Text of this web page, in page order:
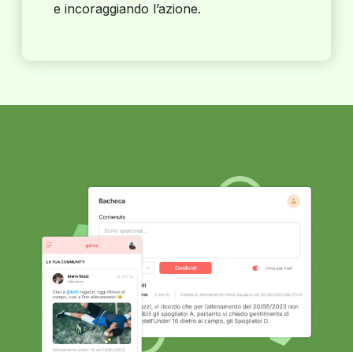
e incoraggiando l’azione.